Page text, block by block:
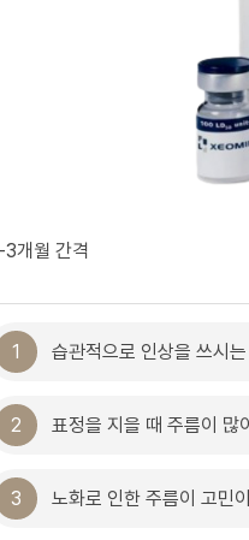
개월 간격
1 습관적으로 인상을 쓰시
2 표정을 지을 때 주름이 많
3 노화로 인한 주름이 고민